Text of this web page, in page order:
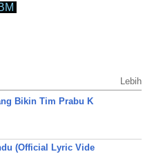
Lebih
Bikin Tim Prabu K
(Official Lyric Vide